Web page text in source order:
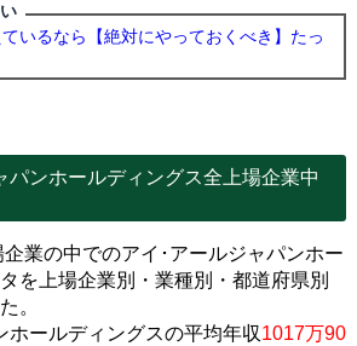
いるなら【絶対にやっておくべき】たっ
パンホールディングス全上場企業中
業の中でのアイ･アールジャパンホー
を上場企業別・業種別・都道府県別
。
ホールディングスの平均年収1017万90